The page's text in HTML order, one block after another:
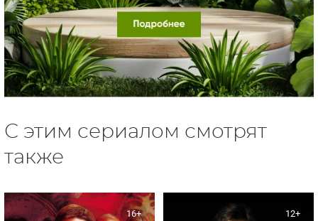
С этим сериалом смотрят
также
16+ 12+